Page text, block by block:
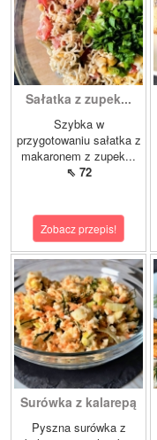
Sałatka z zupek...
Szybka w
przygotowaniu sałatka z
makaronem z zupek...
⇖ 72
Zobacz przepis!
Surówka z kalarepą
Pyszna surówka z